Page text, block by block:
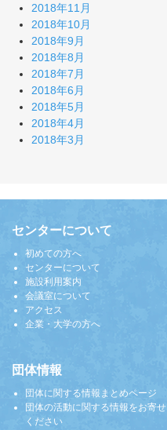
2018年11月
2018年10月
2018年9月
2018年8月
2018年7月
2018年6月
2018年5月
2018年4月
2018年3月
センターについて
初めての方へ
センターについて
施設利用案内
会議室について
アクセス
企業・大学の方へ
団体情報
団体に関する情報まとめページ
団体の活動に関する情報をお寄せ
ください